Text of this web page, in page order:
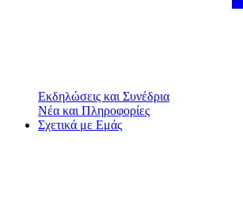
Εκδηλώσεις και Συνέδρια
Νέα και Πληροφορίες
Σχετικά με Εμάς